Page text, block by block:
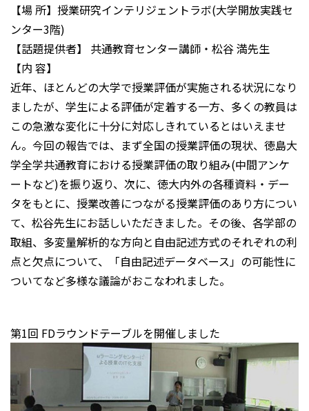
【場 所】授業研究インテリジェントラボ(大学開放実践セ
ンター3階)
【話題提供者】 共通教育センター講師・松谷 満先生
【内 容】
近年、ほとんどの大学で授業評価が実施される状況になり
ましたが、学生による評価が定着する一方、多くの教員は
この急激な変化に十分に対応しきれているとはいえませ
ん。今回の報告では、まず全国の授業評価の現状、徳島大
学全学共通教育における授業評価の取り組み(中間アンケ
ートなど)を振り返り、次に、徳大内外の各種資料・デー
タをもとに、授業改善につながる授業評価のあり方につい
て、松谷先生にお話しいただきました。その後、各学部の
取組、多変量解析的な方向と自由記述方式のそれぞれの利
点と欠点について、「自由記述データベース」の可能性に
ついてなど多様な議論がおこなわれました。
第1回 FDラウンドテーブルを開催しました